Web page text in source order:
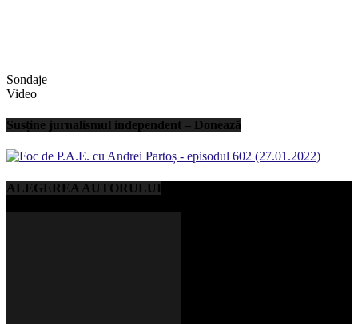
Sondaje
Video
Susține jurnalismul independent – Donează
ALEGEREA AUTORULUI